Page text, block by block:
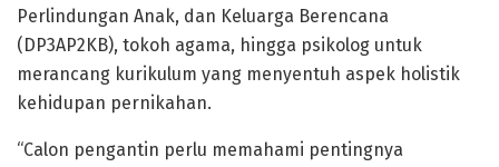
Perlindungan Anak, dan Keluarga Berencana
(DP3AP2KB), tokoh agama, hingga psikolog untuk
merancang kurikulum yang menyentuh aspek holistik
kehidupan pernikahan.
“Calon pengantin perlu memahami pentingnya